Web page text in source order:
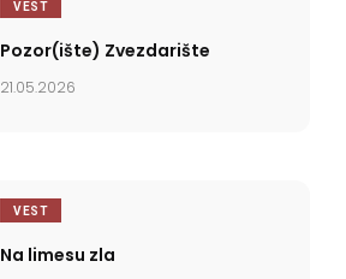
VEST
Pozor(ište) Zvezdarište
21.05.2026
VEST
Na limesu zla